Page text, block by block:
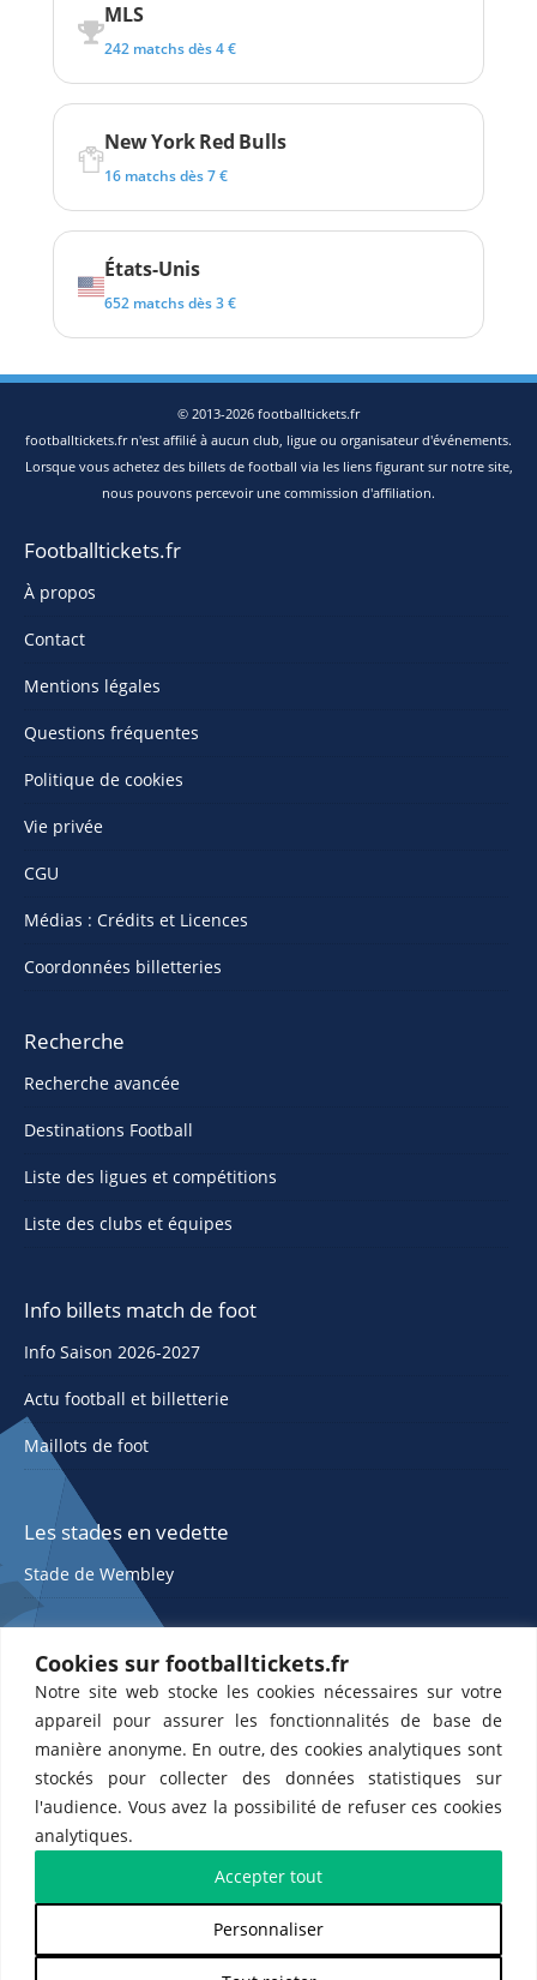
Cookies sur footballtickets.fr
Notre site web stocke les cookies nécessaires sur votre
appareil pour assurer les fonctionnalités de base de
manière anonyme. En outre, des cookies analytiques sont
stockés pour collecter des données statistiques sur
l'audience. Vous avez la possibilité de refuser ces cookies
analytiques.
Personnaliser
Accepter tout
MLS
242 matchs dès 4 €
New York Red Bulls
16 matchs dès 7 €
États-Unis
652 matchs dès 3 €
© 2013-2026 footballtickets.fr
footballtickets.fr n'est affilié à aucun club, ligue ou organisateur d'événements.
Lorsque vous achetez des billets de football via les liens figurant sur notre site,
nous pouvons percevoir une commission d'affiliation.
Footballtickets.fr
À propos
Contact
Mentions légales
Questions fréquentes
Politique de cookies
Vie privée
CGU
Médias : Crédits et Licences
Coordonnées billetteries
Recherche
Recherche avancée
Destinations Football
Liste des ligues et compétitions
Liste des clubs et équipes
Info billets match de foot
Info Saison 2026-2027
Actu football et billetterie
Maillots de foot
Les stades en vedette
Stade de Wembley
ETTS 365 SL, Rambla de Catalunya 38, 8, 1, 08007 Barcelone, Espagne |
Partenaires de l'US Changé 53 💙et de l'US Bretons de Paris 🤍
𝕏